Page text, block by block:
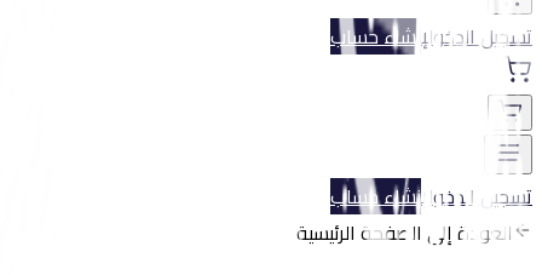
تسجيل الدخولإنشاء حساب
تسجيل الدخولإنشاء حساب
العودة إلى الصفحة الرئيسية